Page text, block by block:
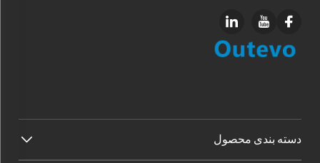
دسته بندی محصول